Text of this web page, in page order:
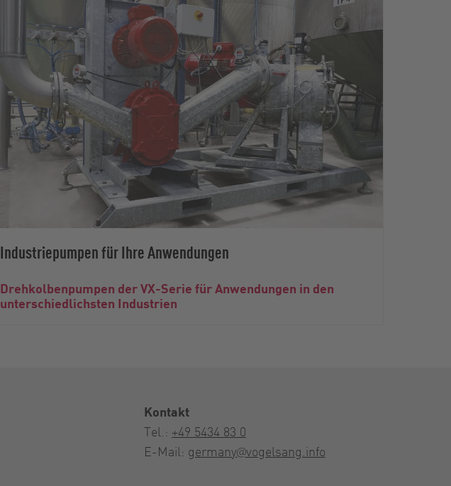
Industriepumpen für Ihre Anwendungen
Drehkolbenpumpen der VX-Serie für Anwendungen in den
unterschiedlichsten Industrien
Kontakt
Tel.: +49 5434 83 0
E-Mail: germany@vogelsang.info